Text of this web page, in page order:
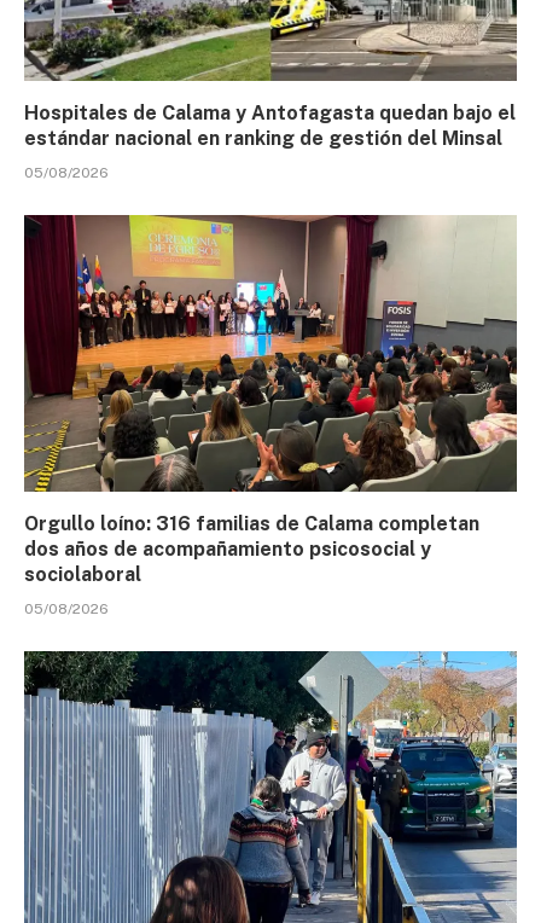
Hospitales de Calama y Antofagasta quedan bajo el
estándar nacional en ranking de gestión del Minsal
05/08/2026
Orgullo loíno: 316 familias de Calama completan
dos años de acompañamiento psicosocial y
sociolaboral
05/08/2026